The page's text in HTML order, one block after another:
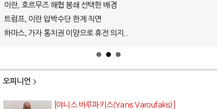
AI 데이터센터 반대 투쟁은 새로운 글로..
AI의 숨은 환경 비용: 데이터센터 확산..
AI는 어떻게 미국 민주주의를 잠식하고 ..
오피니언
[야니스 바루파키스(Yanis Varoufakis)]